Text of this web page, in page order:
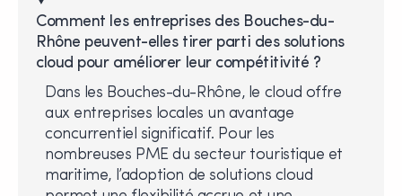
Comment les entreprises des Bouches-du-
Rhône peuvent-elles tirer parti des solutions
cloud pour améliorer leur compétitivité ?
Dans les Bouches-du-Rhône, le cloud offre
aux entreprises locales un avantage
concurrentiel significatif. Pour les
nombreuses PME du secteur touristique et
maritime, l’adoption de solutions cloud